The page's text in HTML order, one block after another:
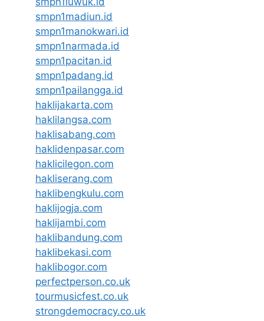
smpn1madiun.id
smpn1manokwari.id
smpn1narmada.id
smpn1pacitan.id
smpn1padang.id
smpn1pailangga.id
haklijakarta.com
haklilangsa.com
haklisabang.com
haklidenpasar.com
haklicilegon.com
hakliserang.com
haklibengkulu.com
haklijogja.com
haklijambi.com
haklibandung.com
haklibekasi.com
haklibogor.com
perfectperson.co.uk
tourmusicfest.co.uk
strongdemocracy.co.uk